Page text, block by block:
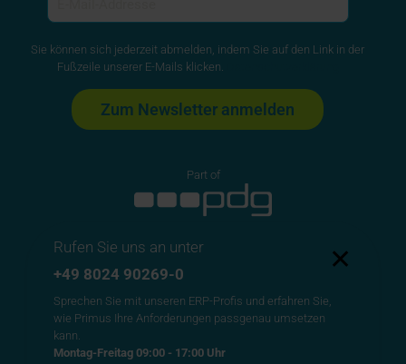
Sie können sich jederzeit abmelden, indem Sie auf den Link in der
Fußzeile unserer E-Mails klicken.
Part of
Primus Solutions AG
Bergfeldstr. 9
✕
Rufen Sie uns an unter
+49 8024 90269-0
Sprechen Sie mit unseren ERP-Profis und erfahren Sie,
wie Primus Ihre Anforderungen passgenau umsetzen
kann.
Montag-Freitag 09:00 - 17:00 Uhr